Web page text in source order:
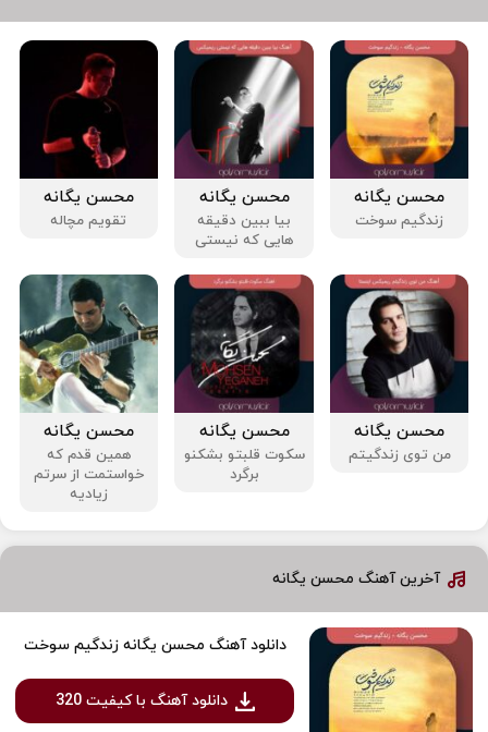
محسن یگانه
زندگیم سوخت
محسن یگانه
بیا ببین دقیقه
هایی که نیستی
محسن یگانه
تقویم مچاله
محسن یگانه
من توی زندگیتم
محسن یگانه
سکوت قلبتو بشکنو
برگرد
محسن یگانه
همین قدم که
خواستمت از سرتم
زیادیه
آخرین آهنگ محسن یگانه
دانلود آهنگ محسن یگانه زندگیم سوخت
دانلود آهنگ با کیفیت 320